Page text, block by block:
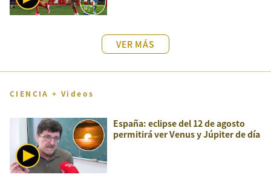
VER MÁS
CIENCIA + Videos
España: eclipse del 12 de agosto
permitirá ver Venus y Júpiter de día